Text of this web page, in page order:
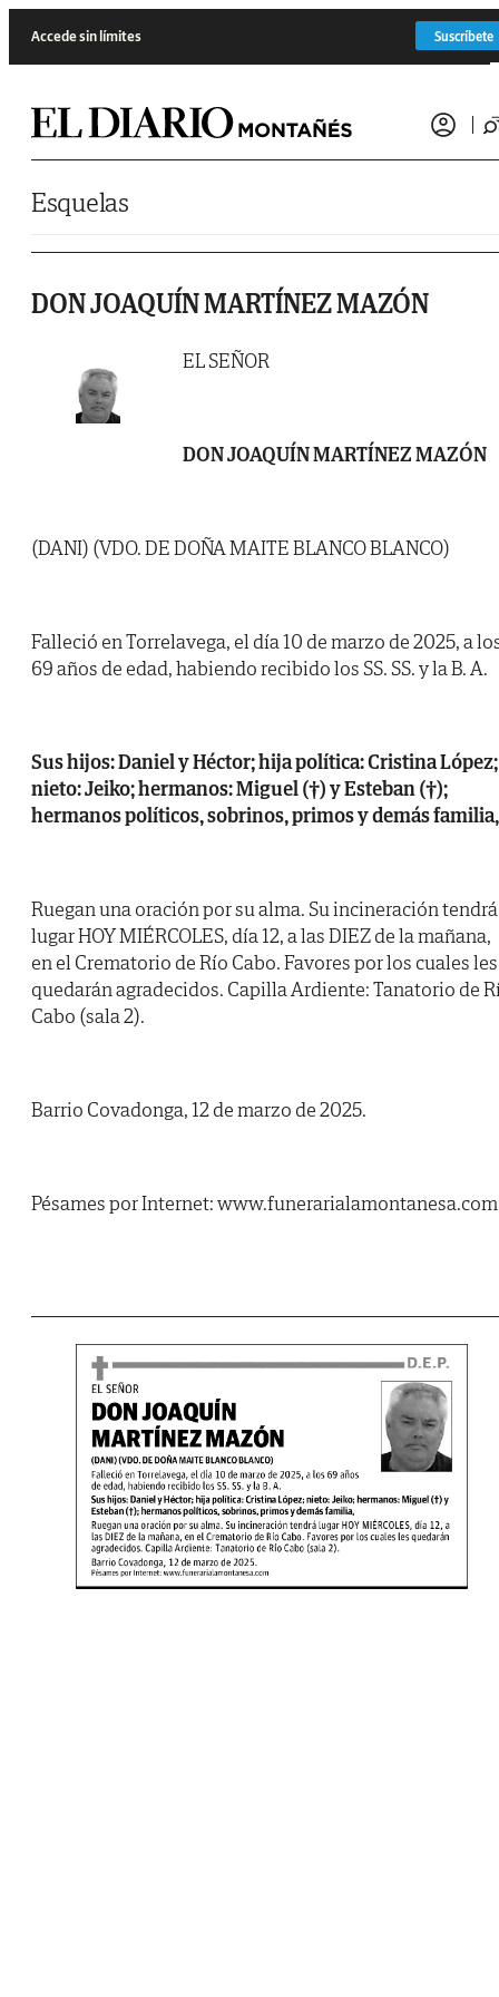
Accede sin límites Suscríbete
Esquelas
DON JOAQUÍN MARTÍNEZ MAZÓN
EL SEÑOR
DON JOAQUÍN MARTÍNEZ MAZÓN
(DANI) (VDO. DE DOÑA MAITE BLANCO BLANCO)
Falleció en Torrelavega, el día 10 de marzo de 2025, a
69 años de edad, habiendo recibido los SS. SS. y la B. A.
Sus hijos: Daniel y Héctor; hija política: Cristina López;
nieto: Jeiko; hermanos: Miguel (†) y Esteban (†);
hermanos políticos, sobrinos, primos y demás familia,
Ruegan una oración por su alma. Su incineración tendrá
lugar HOY MIÉRCOLES, día 12, a las DIEZ de la mañana,
en el Crematorio de Río Cabo. Favores por los cuales les
quedarán agradecidos. Capilla Ardiente: Tanatorio de
Cabo (sala 2).
Barrio Covadonga, 12 de marzo de 2025.
Pésames por Internet: www.funerarialamontanesa.com